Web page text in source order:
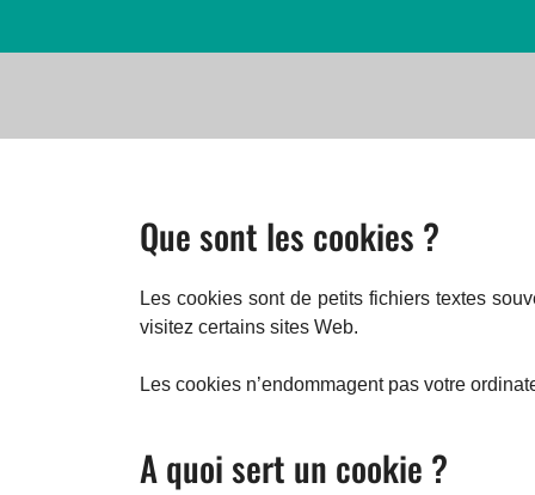
Que sont les cookies ?
Les cookies sont de petits fichiers textes
visitez certains sites Web.
Les cookies n’endommagent pas votre
A quoi sert un cookie ?